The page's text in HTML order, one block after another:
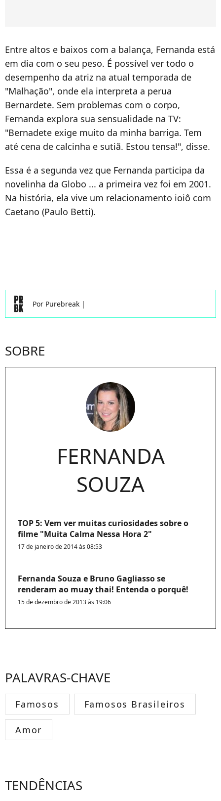
Entre altos e baixos com a balança, Fernanda está
em dia com o seu peso. É possível ver todo o
desempenho da atriz na atual temporada de
"Malhação", onde ela interpreta a perua
Bernardete. Sem problemas com o corpo,
Fernanda explora sua sensualidade na TV:
"Bernadete exige muito da minha barriga. Tem
até cena de calcinha e sutiã. Estou tensa!", disse.
Essa é a segunda vez que Fernanda participa da
novelinha da Globo ... a primeira vez foi em 2001.
Na história, ela vive um relacionamento ioiô com
Caetano (Paulo Betti).
Por Purebreak |
SOBRE
FERNANDA
SOUZA
TOP 5: Vem ver muitas curiosidades sobre o
filme "Muita Calma Nessa Hora 2"
17 de janeiro de 2014 às 08:53
Fernanda Souza e Bruno Gagliasso se
renderam ao muay thai! Entenda o porquê!
15 de dezembro de 2013 às 19:06
PALAVRAS-CHAVE
Famosos Famosos Brasileiros
Amor
TENDÊNCIAS